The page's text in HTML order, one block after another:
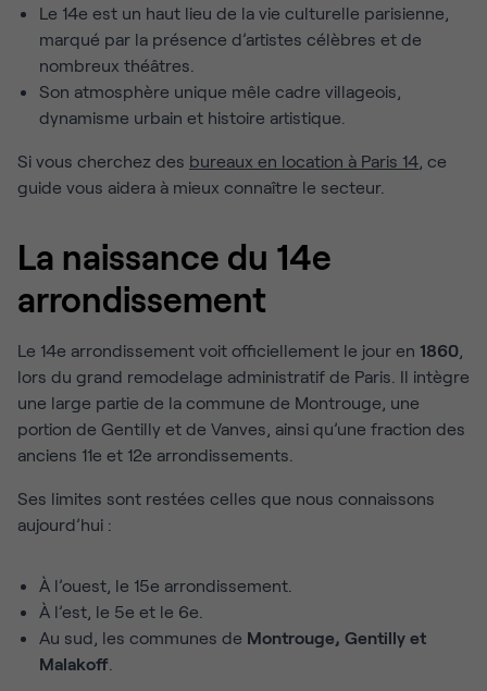
Le 14e est un haut lieu de la vie culturelle parisienne,
marqué par la présence d’artistes célèbres et de
nombreux théâtres.
Son atmosphère unique mêle cadre villageois,
dynamisme urbain et histoire artistique.
Si vous cherchez des bureaux en location à Paris 14, ce
guide vous aidera à mieux connaître le secteur.
La naissance du 14e
arrondissement
Le 14e arrondissement voit officiellement le jour en 1860,
lors du grand remodelage administratif de Paris. Il intègre
une large partie de la commune de Montrouge, une
portion de Gentilly et de Vanves, ainsi qu’une fraction des
anciens 11e et 12e arrondissements.
Ses limites sont restées celles que nous connaissons
aujourd’hui :
À l’ouest, le 15e arrondissement.
À l’est, le 5e et le 6e.
Au sud, les communes de Montrouge, Gentilly et
Malakoff